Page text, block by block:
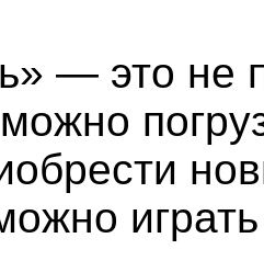
— это не